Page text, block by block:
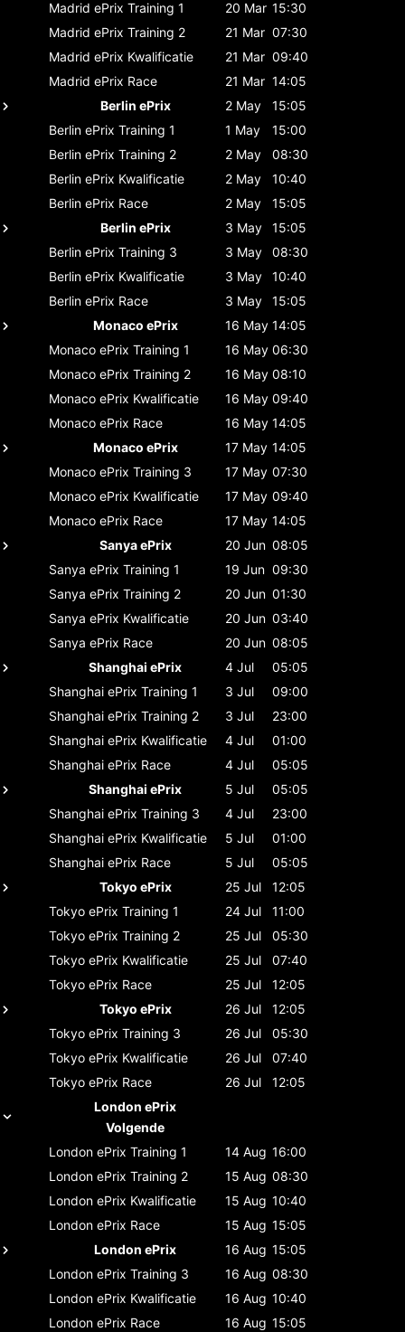
Madrid ePrix Training 1 20 Mar 15:30
Madrid ePrix Training 2 21 Mar 07:30
Madrid ePrix Kwalificatie 21 Mar 09:40
Madrid ePrix Race 21 Mar 14:05
Berlin ePrix
2 May
15:05
Berlin ePrix Training 1 1 May
15:00
Berlin ePrix Training 2 2 May
08:30
Berlin ePrix Kwalificatie 2 May
10:40
Berlin ePrix Race 2 May
15:05
Berlin ePrix
3 May
15:05
Berlin ePrix Training 3 3 May
08:30
Berlin ePrix Kwalificatie 3 May
10:40
Berlin ePrix Race 3 May
15:05
Monaco ePrix
16 May 14:05
Monaco ePrix Training 1 16 May 06:30
Monaco ePrix Training 2 16 May 08:10
Monaco ePrix Kwalificatie 16 May 09:40
Monaco ePrix Race 16 May 14:05
Monaco ePrix
17 May 14:05
Monaco ePrix Training 3 17 May 07:30
Monaco ePrix Kwalificatie 17 May 09:40
Monaco ePrix Race 17 May 14:05
Sanya ePrix
20 Jun 08:05
Sanya ePrix Training 1 19 Jun 09:30
Sanya ePrix Training 2 20 Jun 01:30
Sanya ePrix Kwalificatie 20 Jun 03:40
Sanya ePrix Race 20 Jun 08:05
Shanghai ePrix
4 Jul
05:05
Shanghai ePrix Training 1 3 Jul
09:00
Shanghai ePrix Training 2 3 Jul
23:00
Shanghai ePrix Kwalificatie 4 Jul
01:00
Shanghai ePrix Race 4 Jul
05:05
Shanghai ePrix
5 Jul
05:05
Shanghai ePrix Training 3 4 Jul
23:00
Shanghai ePrix Kwalificatie 5 Jul
01:00
Shanghai ePrix Race 5 Jul
05:05
Tokyo ePrix
25 Jul
12:05
Tokyo ePrix Training 1 24 Jul
11:00
Tokyo ePrix Training 2 25 Jul
05:30
Tokyo ePrix Kwalificatie 25 Jul
07:40
Tokyo ePrix Race 25 Jul
12:05
Tokyo ePrix
26 Jul
12:05
Tokyo ePrix Training 3 26 Jul
05:30
Tokyo ePrix Kwalificatie 26 Jul
07:40
Tokyo ePrix Race 26 Jul
12:05
London ePrix
Volgende
London ePrix Training 1 14 Aug 16:00
London ePrix Training 2 15 Aug 08:30
London ePrix Kwalificatie 15 Aug 10:40
London ePrix Race 15 Aug 15:05
London ePrix
16 Aug 15:05
London ePrix Training 3 16 Aug 08:30
London ePrix Kwalificatie 16 Aug 10:40
London ePrix Race 16 Aug 15:05